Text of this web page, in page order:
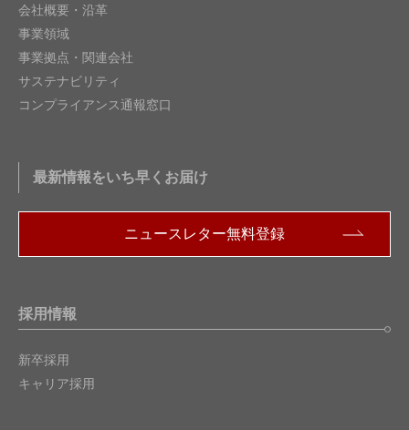
会社概要・沿革
事業領域
事業拠点・関連会社
サステナビリティ
コンプライアンス通報窓口
最新情報をいち早くお届け
ニュースレター無料登録
採用情報
新卒採用
キャリア採用